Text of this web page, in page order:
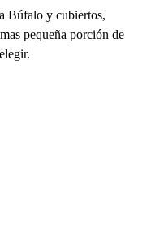
Búfalo y cubiertos,
pequeña porción de